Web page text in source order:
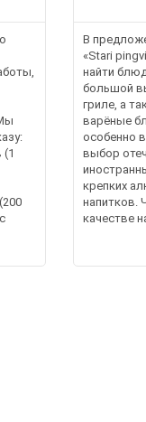
В
«Stari
найти
большой
гриле, а
варёные
особенно
выбор
крепких
напитков.
качестве